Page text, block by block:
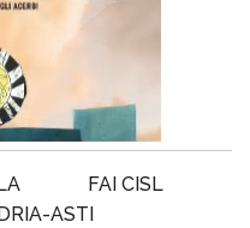
FAI CISL
ASTI